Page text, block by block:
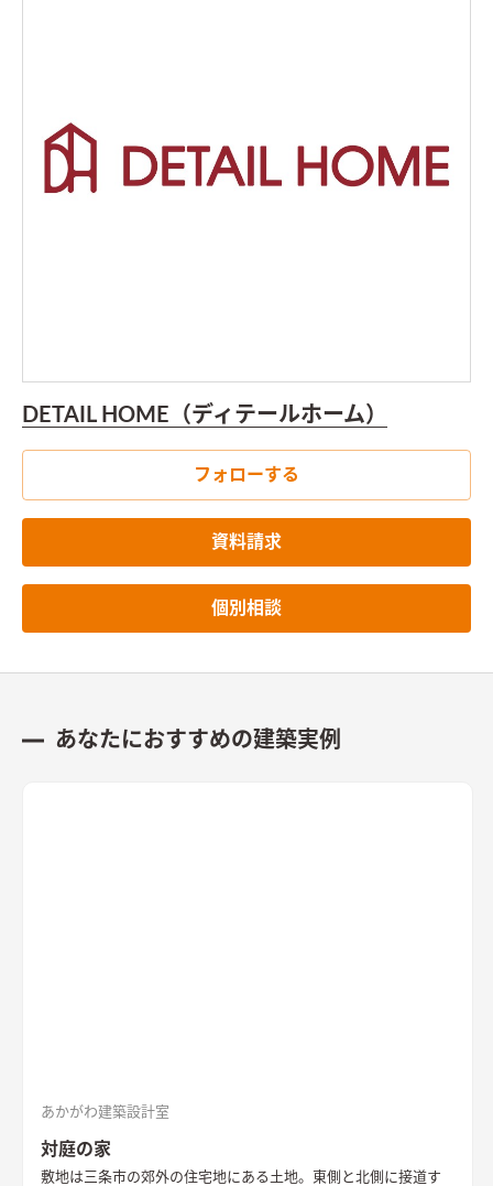
DETAIL HOME（ディテールホーム）
フォローする
資料請求
個別相談
あなたにおすすめの建築実例
あかがわ建築設計室
対庭の家
敷地は三条市の郊外の住宅地にある土地。東側と北側に接道す